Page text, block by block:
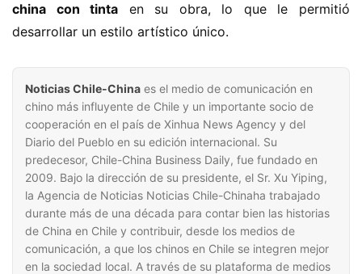
china con tinta en su obra, lo que le permitió
desarrollar un estilo artístico único.
Noticias Chile-China es el medio de comunicación en
chino más influyente de Chile y un importante socio de
cooperación en el país de Xinhua News Agency y del
Diario del Pueblo en su edición internacional. Su
predecesor, Chile-China Business Daily, fue fundado en
2009. Bajo la dirección de su presidente, el Sr. Xu Yiping,
la Agencia de Noticias Noticias Chile-Chinaha trabajado
durante más de una década para contar bien las historias
de China en Chile y contribuir, desde los medios de
comunicación, a que los chinos en Chile se integren mejor
en la sociedad local. A través de su plataforma de medios